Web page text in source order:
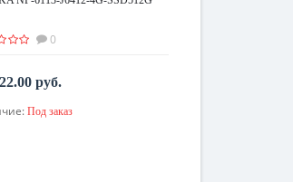
0
руб.
По запросу
Под заказ